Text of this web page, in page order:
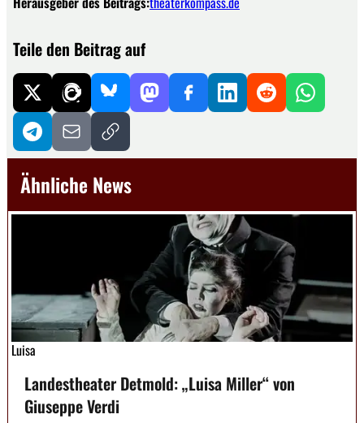
Teile den Beitrag auf
Ähnliche News
Luisa
Landestheater Detmold: „Luisa Miller“ von
Giuseppe Verdi